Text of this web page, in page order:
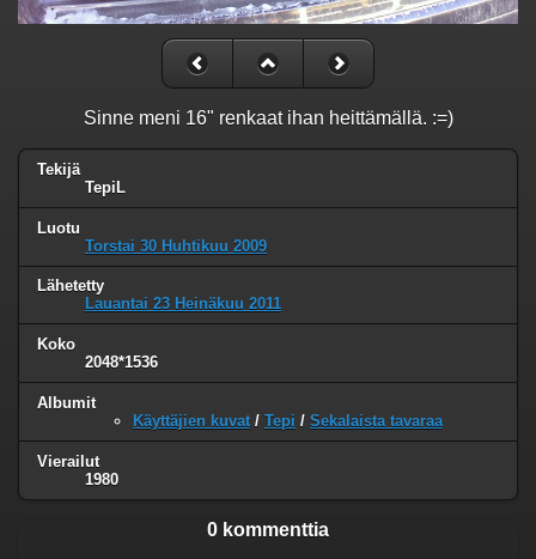
Sinne meni 16" renkaat ihan heittämällä. :=)
Tekijä
TepiL
Luotu
Torstai 30 Huhtikuu 2009
Lähetetty
Lauantai 23 Heinäkuu 2011
Koko
2048*1536
Albumit
Käyttäjien kuvat / Tepi / Sekalaista tavaraa
Vierailut
1980
0 kommenttia